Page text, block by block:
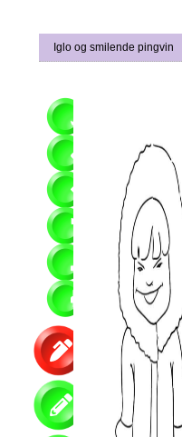
Iglo og smilende pingvin